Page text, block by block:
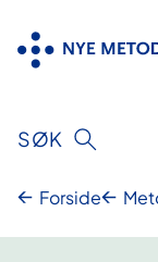
innhold
SØK
Forside